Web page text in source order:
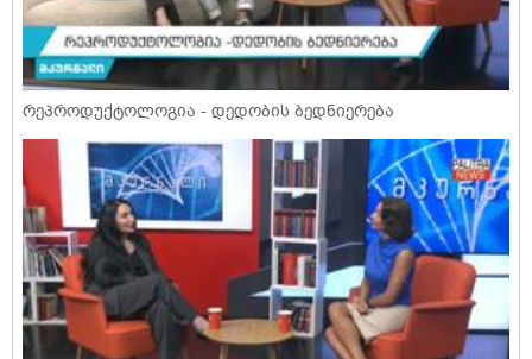
რეპროდუქტოლოგია - დედობის ბედნიერება